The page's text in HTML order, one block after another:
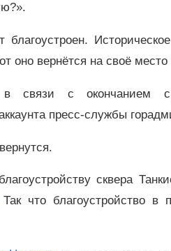
оно вернётся на своё
в связи с окончанием
пресс-службы
сквера
что благоустройство в